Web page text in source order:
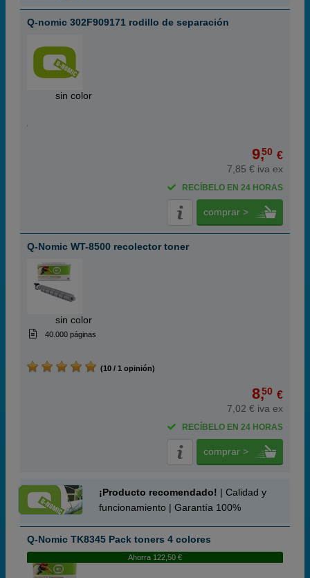
Q-nomic 302F909171 rodillo de separación
sin color
9,50 €
7,85 € iva ex
RECÍBELO EN 24 HORAS
comprar >
Q-Nomic WT-8500 recolector toner
sin color
40.000 páginas
(10 / 1 opinión)
8,50 €
7,02 € iva ex
RECÍBELO EN 24 HORAS
comprar >
¡Producto recomendado! | Calidad y
funcionamiento | Garantía 100%
Q-Nomic TK8345 Pack toners 4 colores
Ahorra 122,50 €